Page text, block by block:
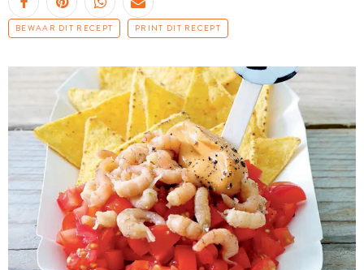
BEWAAR DIT RECEPT PRINT DIT RECEPT